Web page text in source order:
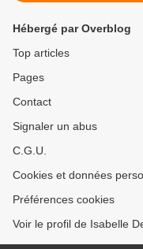
Hébergé par Overblog
Top articles
Pages
Contact
Signaler un abus
C.G.U.
Cookies et données
Préférences cookies
Voir le profil de Isabelle